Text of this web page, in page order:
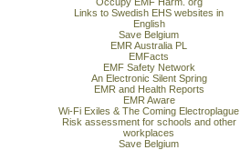
Links to Swedish EHS websites in
English
Save Belgium
EMR Australia PL
EMFacts
EMF Safety Network
An Electronic Silent Spring
EMR and Health Reports
EMR Aware
Wi-Fi Exiles & The Coming Electroplague
Risk assessment for schools and other
workplaces
Save Belgium